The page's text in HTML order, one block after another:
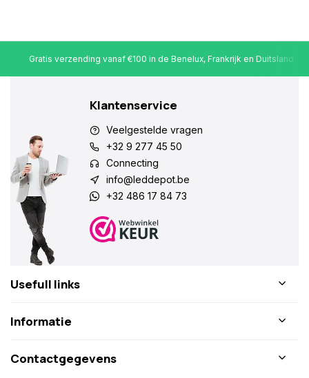
Gratis verzending vanaf €100 in de Benelux, Frankrijk en Duitsland
Klantenservice
Veelgestelde vragen
+32 9 277 45 50
Connecting
info@leddepot.be
+32 486 17 84 73
Usefull links
Informatie
Contactgegevens